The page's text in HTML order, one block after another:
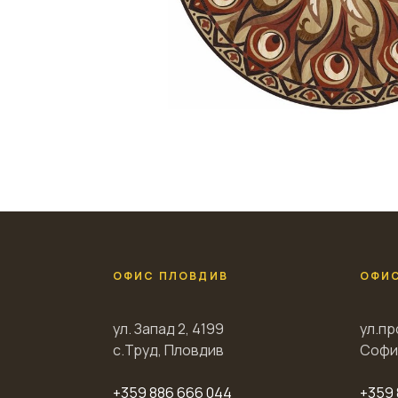
ОФИС ПЛОВДИВ
ул. Запад 2, 4199
с.Труд, Пловдив
+359 886 666 044 +359